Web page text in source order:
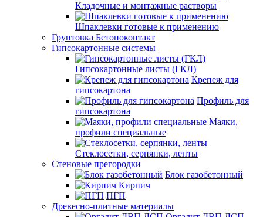
Кладочные и монтажные растворы
Шпаклевки готовые к применению
Грунтовка Бетоноконтакт
Гипсокартонные системы
Гипсокартонные листы (ГКЛ)
Крепеж для
гипсокартона
Профиль для
гипсокартона
Маяки,
профили специальные
Стеклосетки, серпянки, ленты
Стеновые прегородки
Блок газобетонный
Кирпич
ПГП
Древесно-плитные материалы